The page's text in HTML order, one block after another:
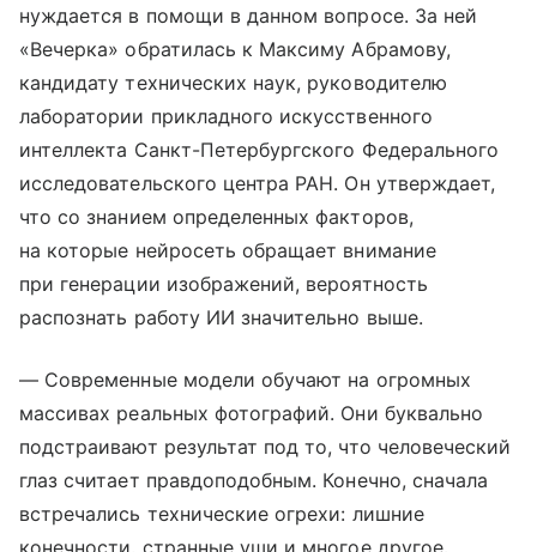
нуждается в помощи в данном вопросе. За ней
«Вечерка» обратилась к Максиму Абрамову,
кандидату технических наук, руководителю
лаборатории прикладного искусственного
интеллекта Санкт-Петербургского Федерального
исследовательского центра РАН. Он утверждает,
что со знанием определенных факторов,
на которые нейросеть обращает внимание
при генерации изображений, вероятность
распознать работу ИИ значительно выше.
— Современные модели обучают на огромных
массивах реальных фотографий. Они буквально
подстраивают результат под то, что человеческий
глаз считает правдоподобным. Конечно, сначала
встречались технические огрехи: лишние
конечности, странные уши и многое другое.